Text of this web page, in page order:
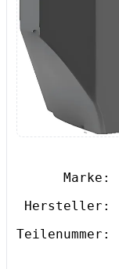
Marke:
Hersteller:
Teilenummer: